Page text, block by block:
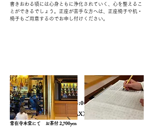
書きおわる頃には心身ともに浄化されていく、心を整えるこ
とができるでしょう。 正座が苦手な方へは、正座椅子や机・
椅子もご用意するのでお申し付けください。
第４日曜日 16:00より・18:00より
-CANDLE YOGA〈RELAX〉
常在寺本堂にて お茶付 2,700yen